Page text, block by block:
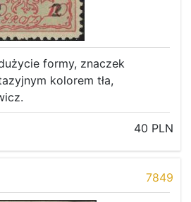
formy, znaczek
kolorem tła,
40 PLN
7849